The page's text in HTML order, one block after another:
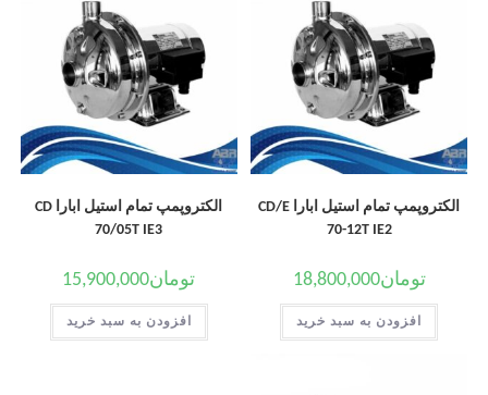
الکتروپمپ تمام استیل ابارا CD/E
70-12T IE2
تومان18,800,000
افزودن به سبد خرید
الکتروپمپ تمام استیل ابارا CD
70/05T IE3
تومان15,900,000
افزودن به سبد خرید